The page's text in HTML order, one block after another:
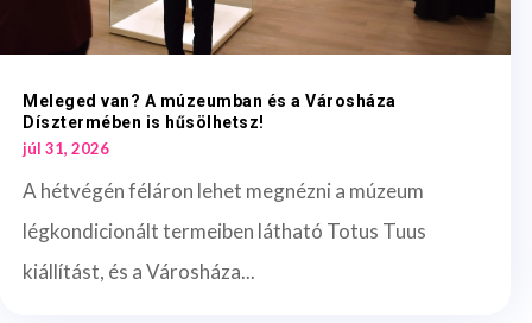
Meleged van? A múzeumban és a Városháza
Dísztermében is hűsölhetsz!
júl 31, 2026
A hétvégén féláron lehet megnézni a múzeum
légkondicionált termeiben látható Totus Tuus
kiállítást, és a Városháza...